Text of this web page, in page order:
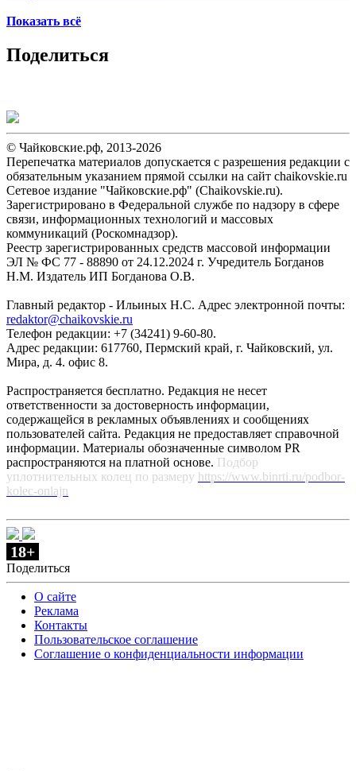
Показать всё
Поделиться
© Чайковские.рф, 2013-2026
Перепечатка материалов допускается с разрешения редакции с
обязательным указанием прямой ссылки на сайт chaikovskie.ru
Сетевое издание "Чайковские.рф" (Chaikovskie.ru).
Зарегистрировано в Федеральной службе по надзору в сфере
связи, информационных технологий и массовых
коммуникаций (Роскомнадзор).
Реестр зарегистрированных средств массовой информации
ЭЛ № ФС 77 - 88890 от 24.12.2024 г. Учредитель Богданов
Н.М. Издатель ИП Богданова О.В.
Главный редактор - Ильиных Н.С. Адрес электронной почты:
redaktor@chaikovskie.ru
Телефон редакции: +7 (34241) 9-60-80.
Адрес редакции: 617760, Пермский край, г. Чайковский, ул.
Мира, д. 4. офис 8.
Распространяется бесплатно. Редакция не несет
ответственности за достоверность информации,
содержащейся в рекламных объявлениях и сообщениях
пользователей сайта. Редакция не предоставляет справочной
информации. Материалы обозначенные символом PR
распространяются на платной основе. Подбор
уплотнительных колец по размеру https://www.binrti.ru/podbor-
kolec-onlajn
18+
Поделиться
О сайте
Реклама
Контакты
Пользовательское соглашение
Соглашение о конфиденциальности информации